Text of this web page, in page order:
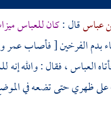
عباسقال :كانللعباس
الفرخين [ فأصاب عمر
العباس ،فقال : والله
ظهري حتى تضعه في